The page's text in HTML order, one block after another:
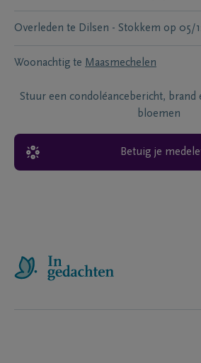
Overleden te Dilsen - Stokkem op 05/
Woonachtig te Maasmechelen
Stuur een condoléancebericht, brand
bloemen
Betuig je